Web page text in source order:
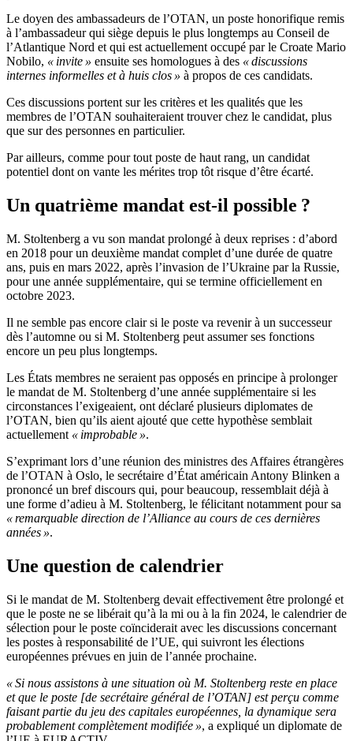
Le doyen des ambassadeurs de l’OTAN, un poste honorifique remis
à l’ambassadeur qui siège depuis le plus longtemps au Conseil de
l’Atlantique Nord et qui est actuellement occupé par le Croate Mario
Nobilo, « invite » ensuite ses homologues à des « discussions
internes informelles et à huis clos » à propos de ces candidats.
Ces discussions portent sur les critères et les qualités que les
membres de l’OTAN souhaiteraient trouver chez le candidat, plus
que sur des personnes en particulier.
Par ailleurs, comme pour tout poste de haut rang, un candidat
potentiel dont on vante les mérites trop tôt risque d’être écarté.
Un quatrième mandat est-il possible ?
M. Stoltenberg a vu son mandat prolongé à deux reprises : d’abord
en 2018 pour un deuxième mandat complet d’une durée de quatre
ans, puis en mars 2022, après l’invasion de l’Ukraine par la Russie,
pour une année supplémentaire, qui se termine officiellement en
octobre 2023.
Il ne semble pas encore clair si le poste va revenir à un successeur
dès l’automne ou si M. Stoltenberg peut assumer ses fonctions
encore un peu plus longtemps.
Les États membres ne seraient pas opposés en principe à prolonger
le mandat de M. Stoltenberg d’une année supplémentaire si les
circonstances l’exigeaient, ont déclaré plusieurs diplomates de
l’OTAN, bien qu’ils aient ajouté que cette hypothèse semblait
actuellement « improbable ».
S’exprimant lors d’une réunion des ministres des Affaires étrangères
de l’OTAN à Oslo, le secrétaire d’État américain Antony Blinken a
prononcé un bref discours qui, pour beaucoup, ressemblait déjà à
une forme d’adieu à M. Stoltenberg, le félicitant notamment pour sa
« remarquable direction de l’Alliance au cours de ces dernières
années ».
Une question de calendrier
Si le mandat de M. Stoltenberg devait effectivement être prolongé et
que le poste ne se libérait qu’à la mi ou à la fin 2024, le calendrier de
sélection pour le poste coïnciderait avec les discussions concernant
les postes à responsabilité de l’UE, qui suivront les élections
européennes prévues en juin de l’année prochaine.
« Si nous assistons à une situation où M. Stoltenberg reste en place
et que le poste [de secrétaire général de l’OTAN] est perçu comme
faisant partie du jeu des capitales européennes, la dynamique sera
probablement complètement modifiée », a expliqué un diplomate de